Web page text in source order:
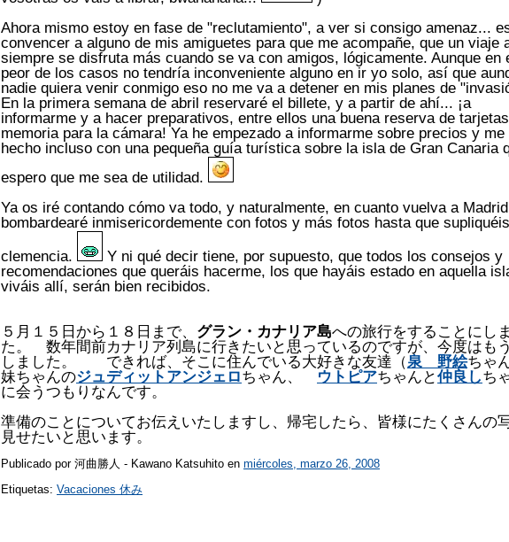
Ahora mismo estoy en fase de "reclutamiento", a ver si consigo amenaz...
convencer a alguno de mis amiguetes para que me acompañe, que un viaje
siempre se disfruta más cuando se va con amigos, lógicamente. Aunque en
peor de los casos no tendría inconveniente alguno en ir yo solo, así que
nadie quiera venir conmigo eso no me va a detener en mis planes de
En la primera semana de abril reservaré el billete, y a partir de ahí... ¡a
informarme y a hacer preparativos, entre ellos una buena reserva de
memoria para la cámara! Ya he empezado a informarme sobre precios y me
hecho incluso con una pequeña guía turística sobre la isla de Gran Canaria
espero que me sea de utilidad.
Ya os iré contando cómo va todo, y naturalmente, en cuanto vuelva a
bombardearé inmisericordemente con fotos y más fotos hasta que supliquéis
clemencia.
Y ni qué decir tiene, por supuesto, que todos los consejos y
recomendaciones que queráis hacerme, los que hayáis estado en aquella
viváis allí, serán bien recibidos.
５月１５日から１８日まで、 グラン・カナリア島への旅行をすることにし
た。 数年間前カナリア列島に行きたいと思っているのですが、今度はも
しました。 できれば、そこに住んでいる大好きな友達（泉 野絵ちゃ
妹ちゃんのジュディットアンジェロちゃん、 ウトピアちゃんと仲良しち
に会うつもりなんです。
準備のことについてお伝えいたしますし、帰宅したら、皆様にたくさんの
見せたいと思います。
Publicado por 河曲勝人 - Kawano Katsuhito en miércoles, marzo 26, 2008
Etiquetas: Vacaciones 休み